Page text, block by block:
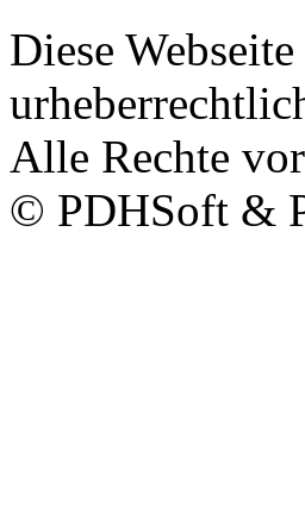
Diese
Alle Rechte
© PDHSoft &